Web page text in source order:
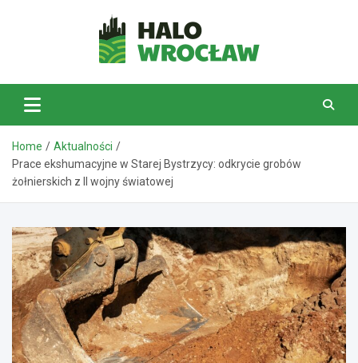
HaloWrocław.pl
Home
Aktualności
Prace ekshumacyjne w Starej Bystrzycy: odkrycie grobów
żołnierskich z II wojny światowej